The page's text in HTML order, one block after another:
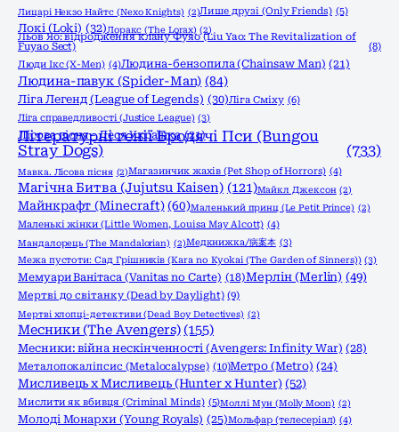
Лицарі Некзо Найтс (Nexo Knights) (2)Лише друзі (Only Friends) (5)
Локі (Loki) (32)Лоракс (The Lorax) (2)
Льов Яо: відродження клану Фуяо (Liu Yao: The Revitalization of
Fuyao Sect)
(8)
Люди Ікс (X-Men) (4)Людина-бензопила (Chainsaw Man) (21)
Людина-павук (Spider-Man) (84)
Ліга Легенд (League of Legends) (30)Ліга Сміху (6)
Ліга справедливості (Justice League) (3)
Лісова пісня - Леся Українка (21)
Літературні генії Бродячі Пси (Bungou
Stray Dogs)
(733)
Мавка. Лісова пісня (2)Магазинчик жахів (Pet Shop of Horrors) (4)
Магічна Битва (Jujutsu Kaisen) (121)Майкл Джексон (2)
Майнкрафт (Minecraft) (60)Маленький принц (Le Petit Prince) (2)
Маленькі жінки (Little Women, Louisa May Alcott) (4)
Мандалорець (The Mandalorian) (2)Медкнижка/病案本 (3)
Межа пустоти: Сад Грішників (Kara no Kyokai (The Garden of Sinners)) (3)
Мемуари Ванітаса (Vanitas no Carte) (18)Мерлін (Merlin) (49)
Мертві до світанку (Dead by Daylight) (9)
Мертві хлопці-детективи (Dead Boy Detectives) (2)
Месники (The Avengers) (155)
Месники: війна нескінченності (Avengers: Infinity War) (28)
Металопокаліпсис (Metalocalypse) (10)Метро (Metro) (24)
Мисливець х Мисливець (Hunter x Hunter) (52)
Мислити як вбивця (Criminal Minds) (5)Моллі Мун (Molly Moon) (2)
Молоді Монархи (Young Royals) (25)Мольфар (телесеріал) (4)